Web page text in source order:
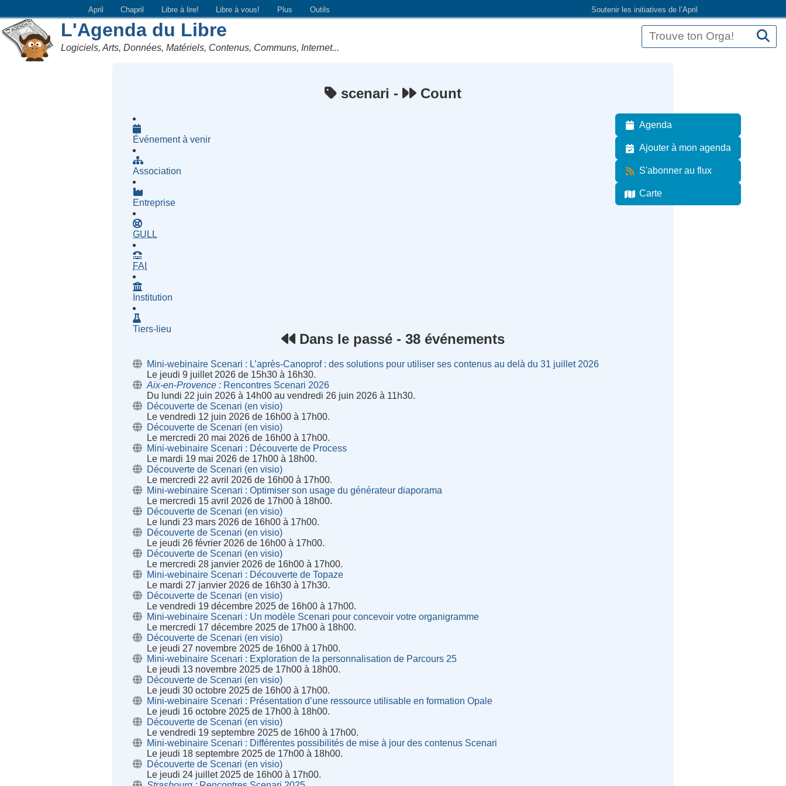
Soutenir les initiatives de l’April
April Chapril Libre à lire! Libre à vous! Plus Outils
L'Agenda du Libre
Logiciels, Arts, Données, Matériels, Contenus, Communs, Internet...
scenari - Count
Agenda
Ajouter à mon agenda
S'abonner au flux
Carte
Événement à venir
Association
Entreprise
GULL
FAI
Institution
Tiers-lieu
Dans le passé - 38 événements
Mini-webinaire Scenari : L’après-Canoprof : des solutions pour utiliser ses contenus au delà du 31 juillet 2026
Le jeudi 9 juillet 2026 de 15h30 à 16h30.
Aix-en-Provence
Rencontres Scenari 2026
Du lundi 22 juin 2026 à 14h00 au vendredi 26 juin 2026 à 11h30.
Découverte de Scenari (en visio)
Le vendredi 12 juin 2026 de 16h00 à 17h00.
Découverte de Scenari (en visio)
Le mercredi 20 mai 2026 de 16h00 à 17h00.
Mini-webinaire Scenari : Découverte de Process
Le mardi 19 mai 2026 de 17h00 à 18h00.
Découverte de Scenari (en visio)
Le mercredi 22 avril 2026 de 16h00 à 17h00.
Mini-webinaire Scenari : Optimiser son usage du générateur diaporama
Le mercredi 15 avril 2026 de 17h00 à 18h00.
Découverte de Scenari (en visio)
Le lundi 23 mars 2026 de 16h00 à 17h00.
Découverte de Scenari (en visio)
Le jeudi 26 février 2026 de 16h00 à 17h00.
Découverte de Scenari (en visio)
Le mercredi 28 janvier 2026 de 16h00 à 17h00.
Mini-webinaire Scenari : Découverte de Topaze
Le mardi 27 janvier 2026 de 16h30 à 17h30.
Découverte de Scenari (en visio)
Le vendredi 19 décembre 2025 de 16h00 à 17h00.
Mini-webinaire Scenari : Un modèle Scenari pour concevoir votre organigramme
Le mercredi 17 décembre 2025 de 17h00 à 18h00.
Découverte de Scenari (en visio)
Le jeudi 27 novembre 2025 de 16h00 à 17h00.
Mini-webinaire Scenari : Exploration de la personnalisation de Parcours 25
Le jeudi 13 novembre 2025 de 17h00 à 18h00.
Découverte de Scenari (en visio)
Le jeudi 30 octobre 2025 de 16h00 à 17h00.
Mini-webinaire Scenari : Présentation d’une ressource utilisable en formation Opale
Le jeudi 16 octobre 2025 de 17h00 à 18h00.
Découverte de Scenari (en visio)
Le vendredi 19 septembre 2025 de 16h00 à 17h00.
Mini-webinaire Scenari : Différentes possibilités de mise à jour des contenus Scenari
Le jeudi 18 septembre 2025 de 17h00 à 18h00.
Découverte de Scenari (en visio)
Le jeudi 24 juillet 2025 de 16h00 à 17h00.